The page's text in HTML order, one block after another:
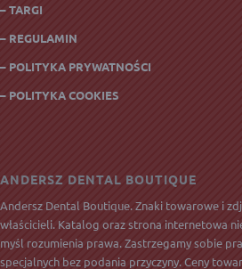
– TARGI
– REGULAMIN
– POLITYKA PRYWATNOŚCI
– POLITYKA COOKIES
ANDERSZ DENTAL BOUTIQUE
Andersz Dental Boutique. Znaki towarowe i
właścicieli. Katalog oraz strona internetowa
myśl rozumienia prawa. Zastrzegamy sobie
specjalnych bez podania przyczyny. Ceny